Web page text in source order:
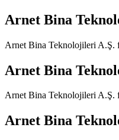
Arnet Bina
Arnet Bina Teknolojileri A.Ş.
Arnet Bina
Arnet Bina Teknolojileri A.Ş.
Arnet Bina